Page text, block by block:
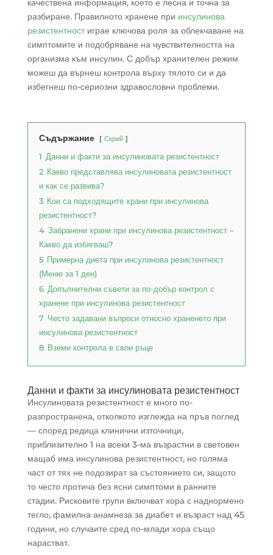
качествена информация, което е лесна и точна за
разбиране. Правилното хранене при инсулинова
резистентност играе ключова роля за облекчаване на
симптомите и подобряване на чувствителността на
организма към инсулин. С добър хранителен режим
можеш да върнеш контрола върху тялото си и да
избегнеш по-сериозни здравословни проблеми.
Съдържание Скрий
1 Данни и факти за инсулиновата резистентност
2 Какво представлява инсулиновата резистентност
и как се развива?
3 Кои са подходящите храни при инсулинова
резистентност?
4 Забранени храни при инсулинова резистентност –
Какво да избягваш?
5 Примерна диета при инсулинова резистентност
(Меню за 1 ден)
6 Допълнителни съвети за по-добър контрол с
хранене при инсулинова резистентност
7 Често задавани въпроси относно храненето при
инсулинова резистентност
8 Вземи контрола в свои ръце
Данни и факти за инсулиновата резистентност
Инсулиновата резистентност е много по-
разпространена, отколкото изглежда на пръв поглед
— според редица клинични източници,
приблизително 1 на всеки 3-ма възрастни в световен
мащаб има инсулинова резистентност, но голяма
част от тях не подозират за състоянието си, защото
то често протича без ясни симптоми в ранните
стадии. Рисковите групи включват хора с наднормено
тегло, фамилна анамнеза за диабет и възраст над 45
години, но случаите сред по-млади хора също
нарастват.